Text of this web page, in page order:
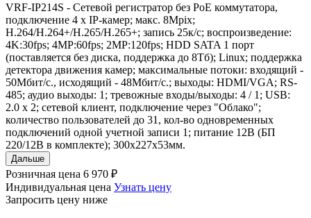
VRF-IP214S - Сетевой регистратор без PoE коммутатора,
подключение 4 х IP-камер; макс. 8Mpix;
H.264/H.264+/H.265/H.265+; запись 25к/с; воспроизведение:
4K:30fps; 4MP:60fps; 2MP:120fps; HDD SATA 1 порт
(поставляется без диска, поддержка до 8Тб); Linux; поддержка
детектора движения камер; максимальные потоки: входящий -
50Мбит/с., исходящий - 48Мбит/с.; выходы: HDMI/VGA; RS-
485; аудио выходы: 1; тревожные входы/выходы: 4 / 1; USB:
2.0 x 2; сетевой клиент, подключение через "Облако";
количество пользователей до 31, кол-во одновременных
подключений одной учетной записи 1; питание 12В (БП
220/12В в комплекте); 300x227x53мм.
Дальше
Розничная цена 6 970 ₽
Индивидуальная цена Узнать цену
Запросить цену ниже